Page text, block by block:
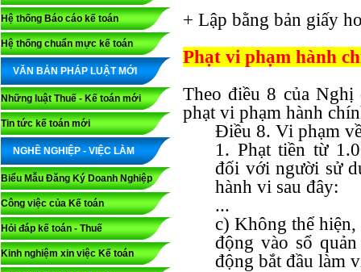
Hệ thống Báo cáo kế toán
Hệ thống chuẩn mực kế toán
VĂN BẢN PHÁP LUẬT MỚI
Những luật Thuế - Kế toán mới
Tin tức kế toán mới
NGHỀ NGHIỆP - VIỆC LÀM
Biểu Mẫu Đăng Ký Doanh Nghiệp
Công việc của Kế toán
Hỏi đáp kế toán - Thuế
Kinh nghiệm xin việc Kế toán
+ Lập bằng bản giấy
Phạt vi phạm hành
Theo điều 8 của
phạt vi phạm hành
Điều 8. Vi phạm
1. Phạt tiền từ
đối với người sử
hành vi sau đây:
...
c) Không thể
động vào sổ
động bắt đầu làm